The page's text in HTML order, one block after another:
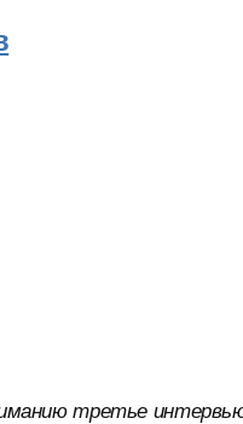
третье